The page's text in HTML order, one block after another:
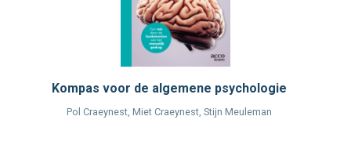
Kompas voor de algemene psychologie
Pol Craeynest, Miet Craeynest, Stijn Meuleman